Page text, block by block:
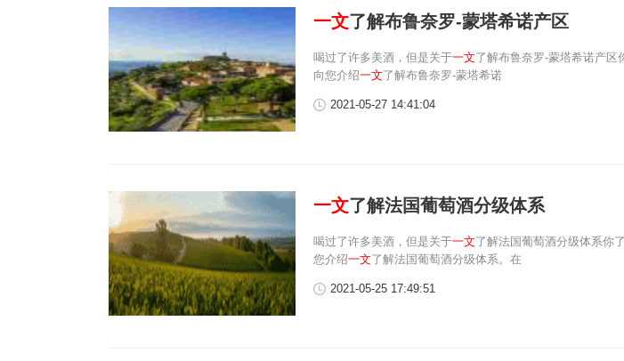
一文了解布鲁奈罗-蒙塔希诺产区
喝过了许多美酒，但是关于一文了解布鲁奈罗-蒙塔希诺产区
向您介绍一文了解布鲁奈罗-蒙塔希诺
2021-05-27 14:41:04
一文了解法国葡萄酒分级体系
喝过了许多美酒，但是关于一文了解法国葡萄酒分级体系你
您介绍一文了解法国葡萄酒分级体系。在
2021-05-25 17:49:51